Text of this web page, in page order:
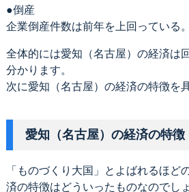
●倒産
企業倒産件数は前年を上回っている。
全体的には愛知（名古屋）の経済は
分かります。
次に愛知（名古屋）の経済の特徴を
愛知（名古屋）の経済の特徴
「ものづくり大国」とよばれるほど
済の特徴はどういったものなのでし